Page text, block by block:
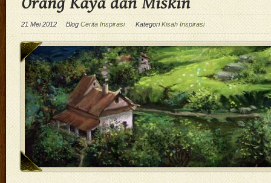
21 Mei 2012 BlogCerita Inspirasi KategoriKisah Inspirasi